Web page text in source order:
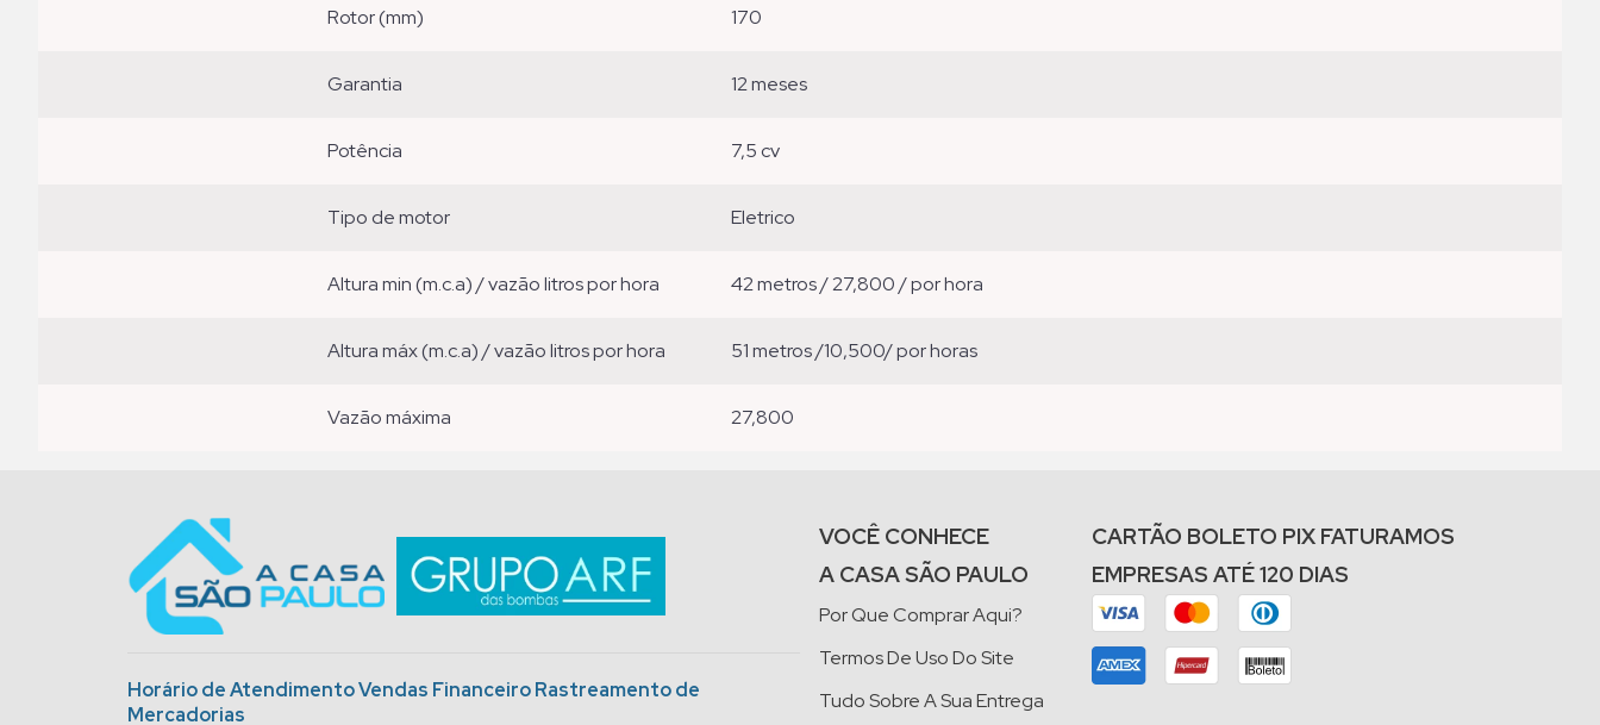
rotor (mm) 170
garantia 12 meses
potência 7,5 cv
tipo de motor eletrico
altura min (m.c.a) / vazão litros por hora 42 metros / 27,800 / por hora
altura máx (m.c.a) / vazão litros por hora 51 metros /10,500/ por horas
vazão máxima 27,800
Horário de Atendimento Vendas Financeiro Rastreamento de
Mercadorias
VOCÊ CONHECE
A CASA SÃO PAULO
Por Que Comprar Aqui?
Termos De Uso Do Site
Tudo Sobre A Sua Entrega
CARTÃO BOLETO PIX FATURAMOS
EMPRESAS ATÉ 120 DIAS